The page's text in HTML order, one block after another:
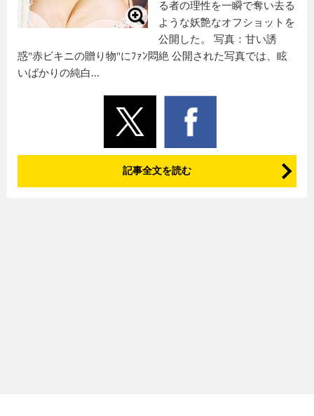
る者の理性を一瞬で奪い去る
ような妖艶なオフショットを
公開した。 写真：甘い誘
惑"赤ビキニの贈り物"にﾌｧﾝ悶絶 公開された写真では、眩
いばかりの純白...
記事全文を読む